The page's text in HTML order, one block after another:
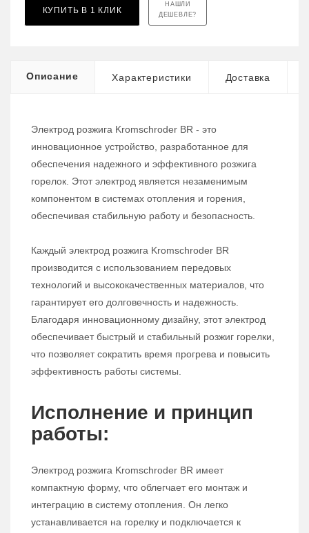
КУПИТЬ В 1 КЛИК
НАШЛИ
ДЕШЕВЛЕ?
Описание Характеристики Доставка
Электрод розжига Kromschroder BR - это
инновационное устройство, разработанное для
обеспечения надежного и эффективного розжига
горелок. Этот электрод является незаменимым
компонентом в системах отопления и горения,
обеспечивая стабильную работу и безопасность.
Каждый электрод розжига Kromschroder BR
производится с использованием передовых
технологий и высококачественных материалов, что
гарантирует его долговечность и надежность.
Благодаря инновационному дизайну, этот электрод
обеспечивает быстрый и стабильный розжиг горелки,
что позволяет сократить время прогрева и повысить
эффективность работы системы.
Исполнение и принцип
работы:
Электрод розжига Kromschroder BR имеет
компактную форму, что облегчает его монтаж и
интеграцию в систему отопления. Он легко
устанавливается на горелку и подключается к